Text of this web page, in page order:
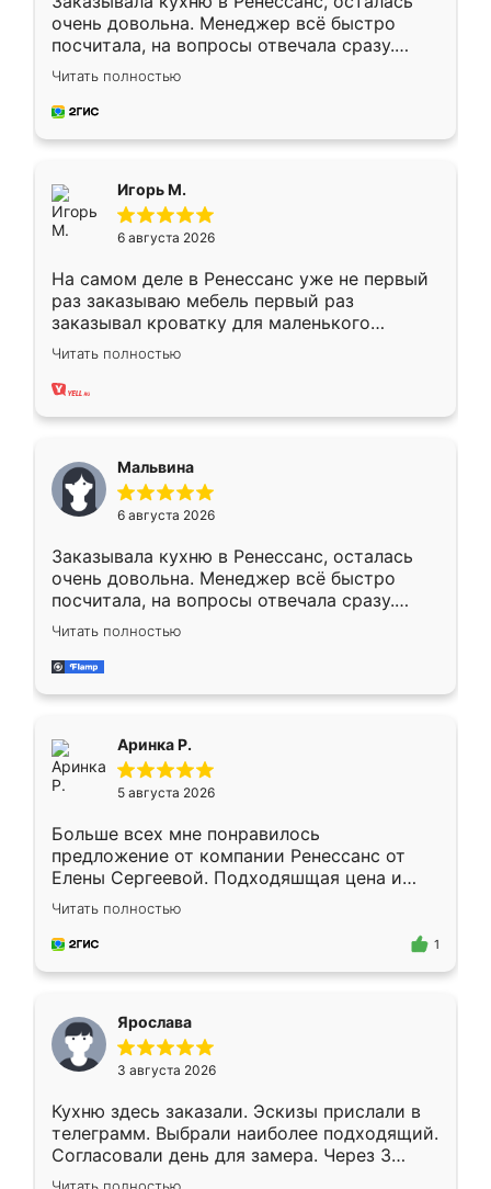
очень довольна. Менеджер всё быстро
посчитала, на вопросы отвечала сразу.
Замерщик приехал в субботу, подошёл к
делу со всей ответственностью. Собрали
за день, ребята работали аккуратно, даже
Читать полностью
Игорь М.
6 августа 2026
На самом деле в Ренессанс уже не первый
раз заказываю мебель первый раз
заказывал кроватку для маленького
ребёнка при его рождении ,во второй раз
заказал шкаф-купе. По качеству очень
хорошее сборка достаточно быстрая,
меньше, здесь же он более разнообразный.
Мне нравится ,если что-то потребуется из
мебели буду заказывать только здесь.
Читать полностью
Мальвина
6 августа 2026
Заказывала кухню в Ренессанс, осталась
очень довольна. Менеджер всё быстро
посчитала, на вопросы отвечала сразу.
Замерщик приехал в субботу, подошёл к
делу со всей ответственностью. Собрали
за день, ребята работали аккуратно, даже
Читать полностью
Аринка Р.
5 августа 2026
Больше всех мне понравилось
предложение от компании Ренессанс от
Елены Сергеевой. Подходяшщая цена и
короткие сроки изготовления. Приехавший
для замера сотрудник Владислав
предложил по моему эскизу самый
Читать полностью
1
Ярослава
3 августа 2026
Кухню здесь заказали. Эскизы прислали в
телеграмм. Выбрали наиболее подходящий.
Согласовали день для замера. Через 3
недели кухня была уже готова. Остались